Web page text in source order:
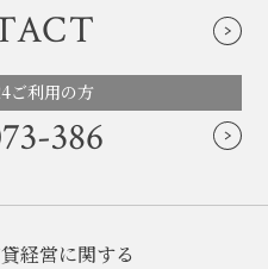
ご利用の方
386
経営に関する